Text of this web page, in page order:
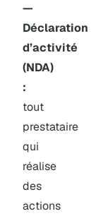
—
Déclaration
d’activité
(NDA)
:
tout
prestataire
qui
réalise
des
actions